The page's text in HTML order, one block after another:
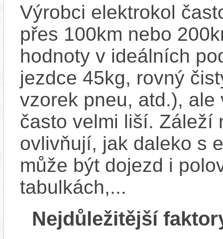
Výrobci elektrokol
přes 100km nebo
hodnoty v ideálních
jezdce 45kg, rovný
vzorek pneu, atd.),
často velmi liší. Záleží
ovlivňují, jak daleko s
může být dojezd i
tabulkách,...
Nejdůležitější